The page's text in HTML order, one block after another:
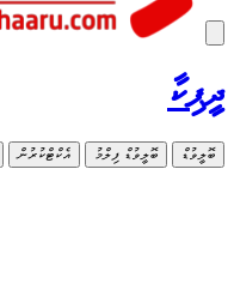
ދީޕިކާ
ބޮލީވުޑް ބޮލީވުޑް ފިލްމު އެކްޓްކުރުން